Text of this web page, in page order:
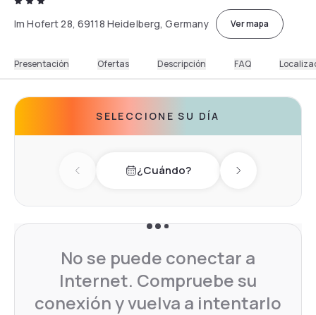
Im Hofert 28, 69118 Heidelberg, Germany Ver mapa
Presentación Ofertas Descripción FAQ
SELECCIONE SU DÍA
Previous day¿Cuándo? Next day
No se puede conectar a
Internet. Compruebe su
conexión y vuelva a intentarlo